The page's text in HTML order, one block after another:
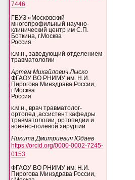
7446
ГБУЗ «Московский
многопрофильный научно-
клинический центр им С.П.
Боткина, г.Москва
Россия
к.м.н., заведующий отделением
травматологии
Артем Михайлович Лыско
ФГАОУ ВО РНИМУ им. Н.И.
Пирогова Минздрава России,
г.Москва
Россия
к.м.н., врач травматолог-
ортопед ,ассистент кафедры
травматологии, ортопедии и
военно-полевой хирургии
Никита Дмитриевич Юдаев
https://orcid.org/0000-0002-7245-
0153
ФГАОУ ВО РНИМУ им. Н.И.
Пирогова Минздрава России,